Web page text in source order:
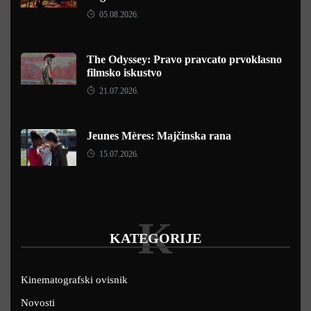
05.08.2026.
The Odyssey: Pravo pravcato prvoklasno
filmsko iskustvo
21.07.2026.
Jeunes Mères: Majčinska rana
15.07.2026.
KATEGORIJE
K
Kinematografski ovisnik
Novosti